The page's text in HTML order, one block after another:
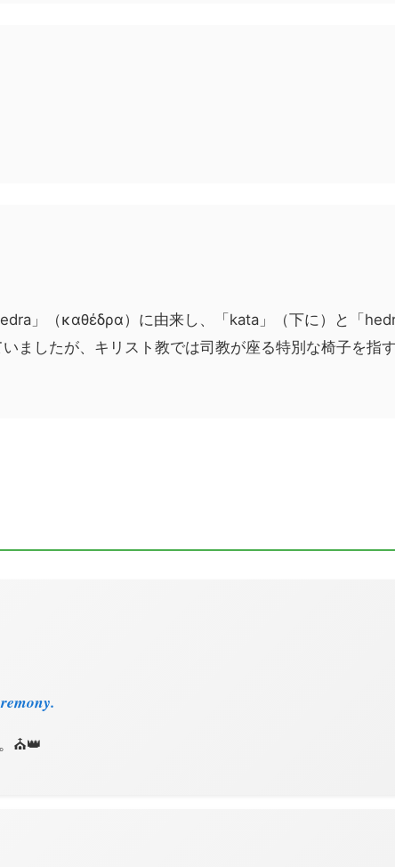
」（καθέδρα）に由来し、「kata」（下に）と「
ましたが、キリスト教では司教が座る特別な椅子を指
⛪️👑